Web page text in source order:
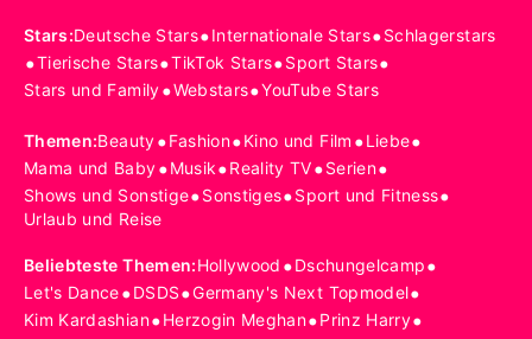
Stars:Deutsche Stars•Internationale Stars•Schlagerstars
•Tierische Stars•TikTok Stars•Sport Stars•
Stars und Family•Webstars•YouTube Stars
Themen:Beauty•Fashion•Kino und Film •Liebe•
Mama und Baby•Musik•Reality TV•Serien•
Shows und Sonstige•Sonstiges•Sport und Fitness•
Urlaub und Reise
Beliebteste Themen:Hollywood •Dschungelcamp•
Let's Dance•DSDS•Germany's Next Topmodel•
Kim Kardashian•Herzogin Meghan•Prinz Harry•